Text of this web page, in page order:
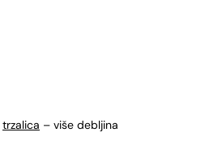
trzalica – više debljina